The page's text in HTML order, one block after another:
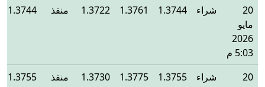
20
مايو
2026
5:03 م
شراء 1.3744
1.3761
1.3722 منفذ 1.3744
20
شراء 1.3755
1.3775
1.3730 منفذ 1.3755